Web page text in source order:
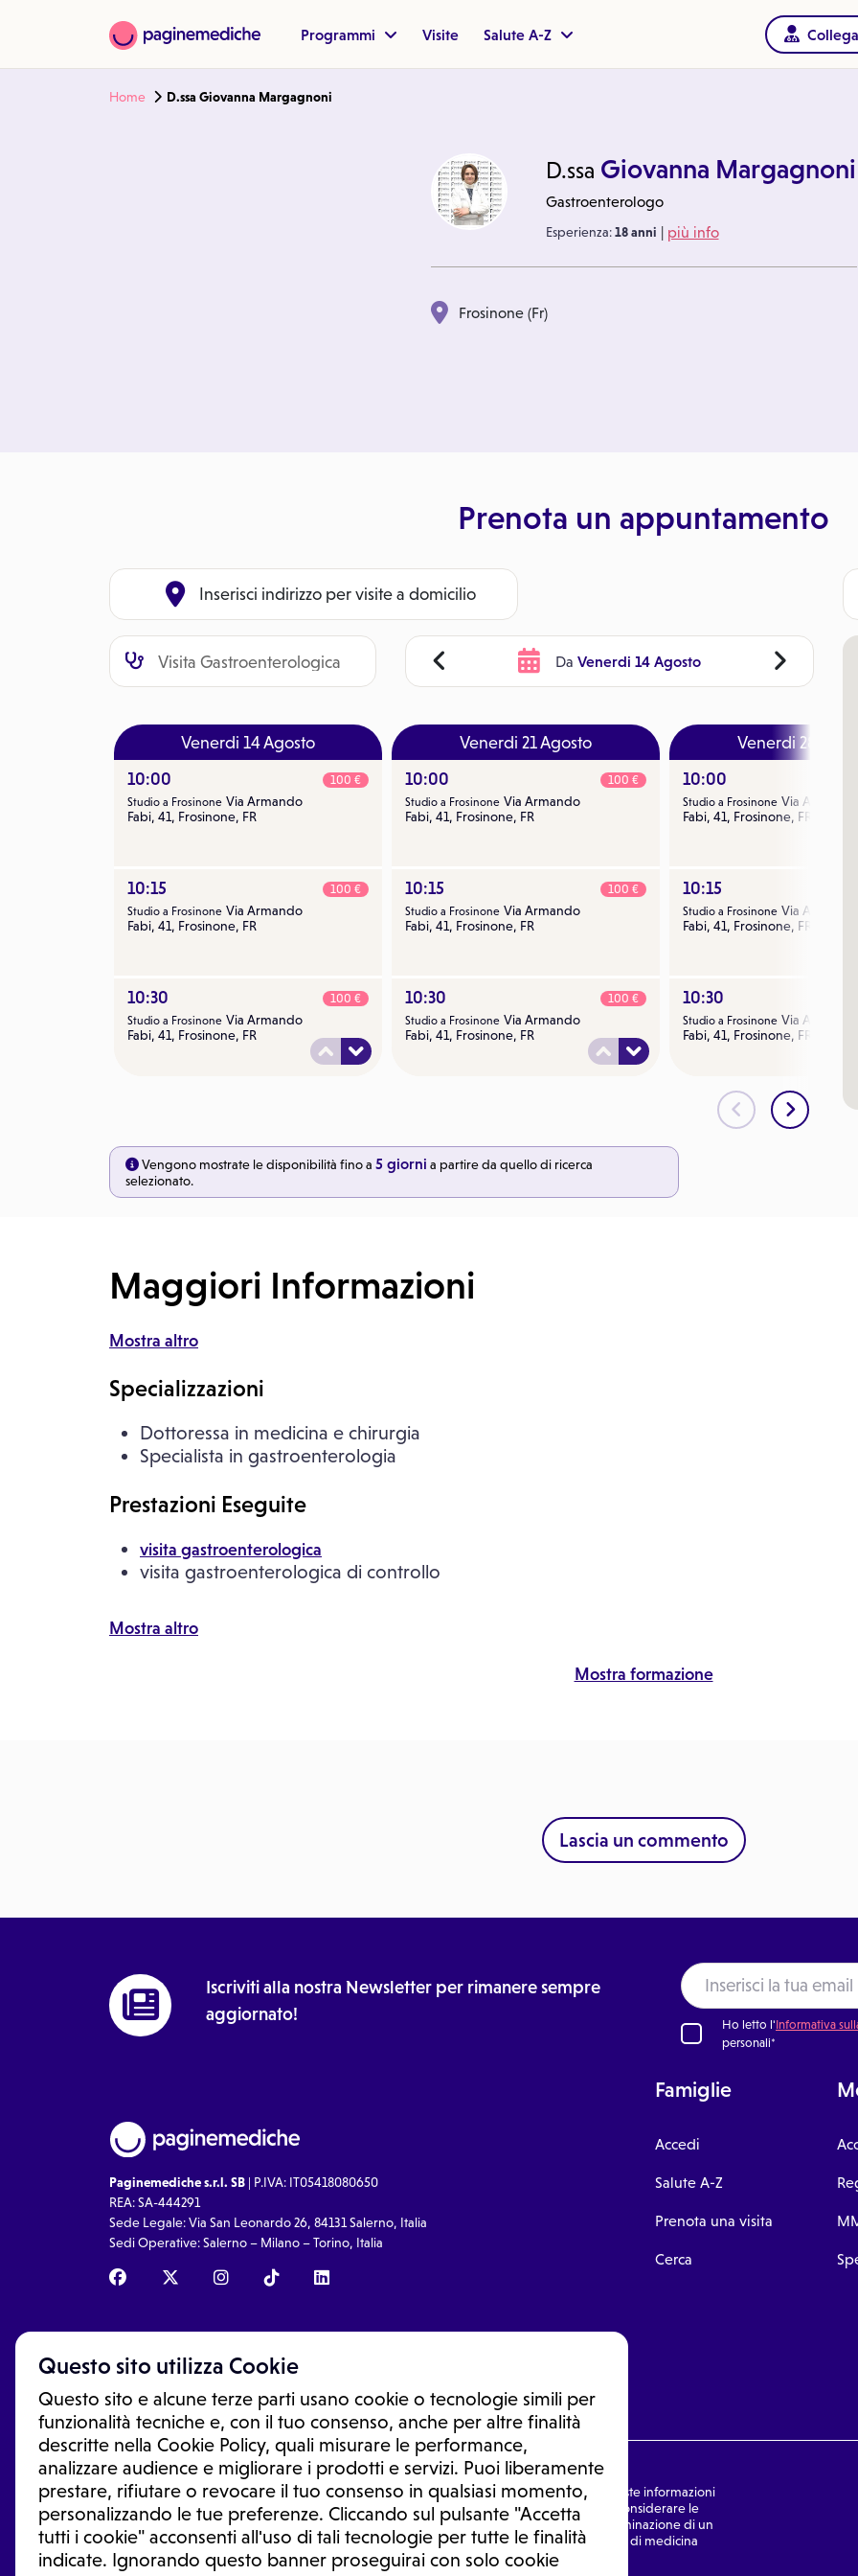
Questo sito utilizza Cookie
Questo sito e alcune terze parti usano cookie o tecnologie simili per
funzionalità tecniche e, con il tuo consenso, anche per altre finalità
descritte nella Cookie Policy, quali misurare le performance,
analizzare audience e migliorare i prodotti e servizi. Puoi liberamente
prestare, rifiutare o revocare il tuo consenso in qualsiasi momento,
personalizzando le tue preferenze. Cliccando sul pulsante "Accetta
tutti i cookie" acconsenti all'uso di tali tecnologie per tutte le finalità
indicate. Ignorando questo banner proseguirai con solo cookie
Programmi Visite Salute A-Z
Home D.ssa Giovanna Margagnoni
D.ssa Giovanna Margagnoni
Gastroenterologo
Esperienza:18 anni | più info
Frosinone (Fr)
Prenota un appuntamento
Inserisci indirizzo per visite a domicilio
Venerdi 14 Agosto
10:00
100 €
Studio a Frosinone Via Armando
Fabi, 41, Frosinone, FR
10:15 100 €
Studio a Frosinone Via Armando
Fabi, 41, Frosinone, FR
10:30 100 €
Studio a Frosinone Via Armando
Fabi, 41, Frosinone, FR
Fabi, 41, Frosinone, FR
Venerdi 21 Agosto
10:00
100 €
Studio a Frosinone Via Armando
Fabi, 41, Frosinone, FR
10:15 100 €
Studio a Frosinone Via Armando
Fabi, 41, Frosinone, FR
10:30 100 €
Studio a Frosinone Via Armando
Fabi, 41, Frosinone, FR
Fabi, 41, Frosinone, FR
Venerdi 28
10:00
Studio a Frosinone Via Armando
Fabi, 41, Frosinone, FR
10:15
Studio a Frosinone Via Armando
Fabi, 41, Frosinone, FR
10:30
Studio a Frosinone Via Armando
Fabi, 41, Frosinone, FR
10:45
Studio a Frosinone
Via Armando
Da Venerdi 14 Agosto
Vengono mostrate le disponibilità fino a 5 giorni a partire da quello di ricerca
selezionato.
Maggiori Informazioni
Mostra altro
Specializzazioni
Dottoressa in medicina e chirurgia
Specialista in gastroenterologia
Prestazioni Eseguite
visita gastroenterologica
visita gastroenterologica di controllo
Mostra altro
Mostra formazione
Lascia un commento
Iscriviti alla nostra Newsletter per rimanere sempre
aggiornato!
Ho letto l'Informativa
personali*
Paginemediche s.r.l. SB | P.IVA: IT05418080650
REA: SA-444291
Sede Legale: Via San Leonardo 26, 84131 Salerno, Italia
Sedi Operative: Salerno – Milano – Torino, Italia
Famiglie
Accedi
Salute A-Z
Prenota una visita
Cerca
Le informazioni proposte in questo sito non sono un consulto medico. In nessun caso, queste informazioni
sostituiscono un consulto, una visita o una diagnosi formulata dal medico. Non si devono considerare le
informazioni disponibili come suggerimenti per la formulazione di una diagnosi, la determinazione di un
trattamento o l'assunzione o sospensione di un farmaco senza prima consultare un medico di medicina
generale o uno specialista.